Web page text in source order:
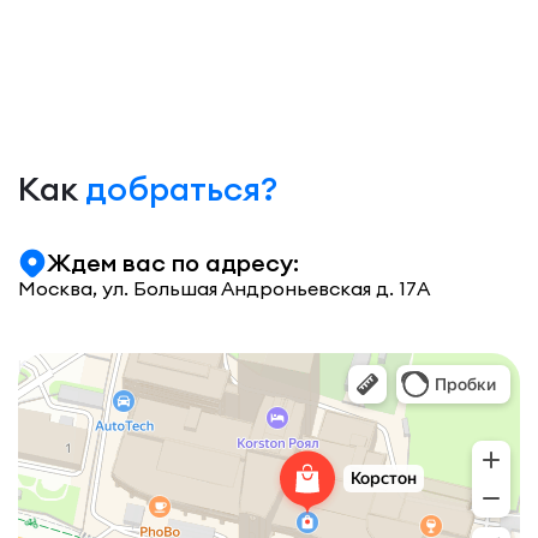
Какдобраться?
Ждем вас по адресу:
Москва, ул. Большая Андроньевская д. 17А
Korston Tower
Торговый центр в Казани
Развлекательный центр в Казани